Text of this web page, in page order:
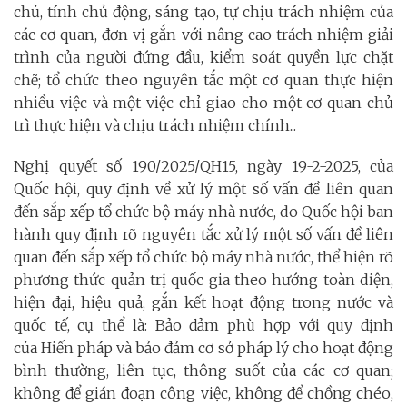
chủ, tính chủ động, sáng tạo, tự chịu trách nhiệm của
các cơ quan, đơn vị gắn với nâng cao trách nhiệm giải
trình của người đứng đầu, kiểm soát quyền lực chặt
chẽ; tổ chức theo nguyên tắc một cơ quan thực hiện
nhiều việc và một việc chỉ giao cho một cơ quan chủ
trì thực hiện và chịu trách nhiệm chính...
Nghị quyết số 190/2025/QH15, ngày 19-2-2025, của
Quốc hội, quy định về xử lý một số vấn đề liên quan
đến sắp xếp tổ chức bộ máy nhà nước, do Quốc hội ban
hành quy định rõ nguyên tắc xử lý một số vấn đề liên
quan đến sắp xếp tổ chức bộ máy nhà nước, thể hiện rõ
phương thức quản trị quốc gia theo hướng toàn diện,
hiện đại, hiệu quả, gắn kết hoạt động trong nước và
quốc tế, cụ thể là: Bảo đảm phù hợp với quy định
của Hiến pháp và bảo đảm cơ sở pháp lý cho hoạt động
bình thường, liên tục, thông suốt của các cơ quan;
không để gián đoạn công việc, không để chồng chéo,